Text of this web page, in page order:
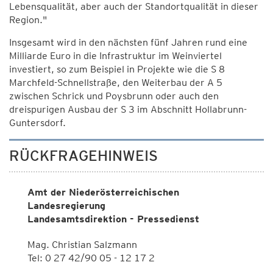
Lebensqualität, aber auch der Standortqualität in dieser
Region."
Insgesamt wird in den nächsten fünf Jahren rund eine
Milliarde Euro in die Infrastruktur im Weinviertel
investiert, so zum Beispiel in Projekte wie die S 8
Marchfeld-Schnellstraße, den Weiterbau der A 5
zwischen Schrick und Poysbrunn oder auch den
dreispurigen Ausbau der S 3 im Abschnitt Hollabrunn-
Guntersdorf.
RÜCKFRAGEHINWEIS
Amt der Niederösterreichischen
Landesregierung
Landesamtsdirektion - Pressedienst
Mag. Christian Salzmann
Tel: 0 27 42/90 05 - 12 17 2